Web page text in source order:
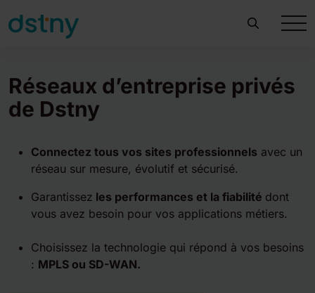
Réseaux d’entreprise privés
de Dstny
Connectez tous vos sites professionnels avec un
réseau sur mesure, évolutif et sécurisé.
Garantissez les performances et la fiabilité dont
vous avez besoin pour vos applications métiers.
Choisissez la technologie qui répond à vos besoins
: MPLS ou SD-WAN.